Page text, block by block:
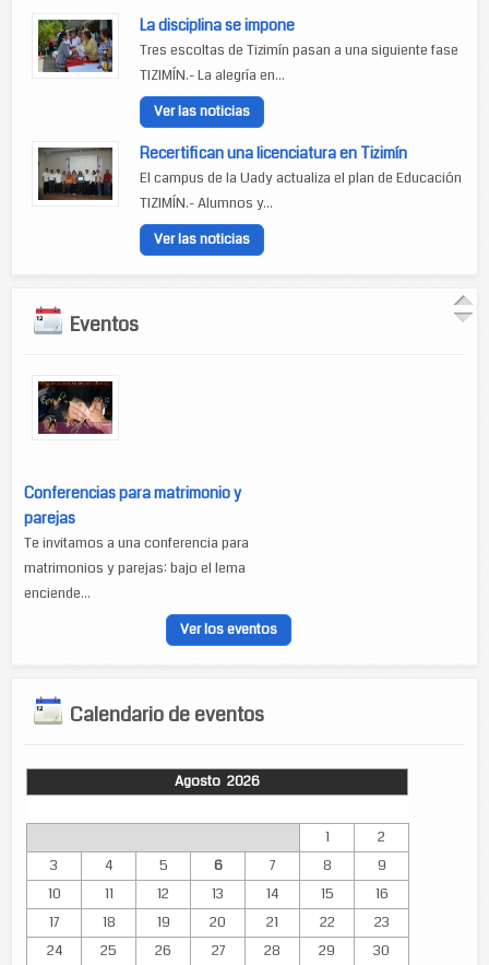
La disciplina se impone
Tres escoltas de Tizimín pasan a una siguiente fase
TIZIMÍN.- La alegría en...
Ver las noticias
Recertifican una licenciatura en Tizimín
El campus de la Uady actualiza el plan de Educación
TIZIMÍN.- Alumnos y...
Ver las noticias
Eventos
Conferencias para matrimonio y
parejas
Te invitamos a una conferencia para
matrimonios y parejas: bajo el lema
enciende...
Ver los eventos
Calendario de eventos
Agosto 2026
1
2
3
4 5 6 7 8
9
10
11 12 13 14 15
16
17
18 19 20 21 22
23
24
25 26 27 28 29
30